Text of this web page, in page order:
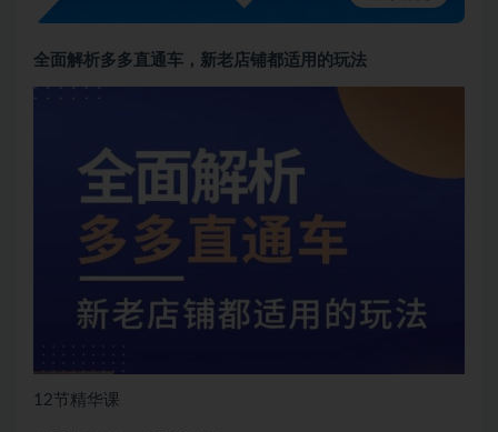
全面解析多多直通车，​新老店铺都适用的玩法
12节精华课